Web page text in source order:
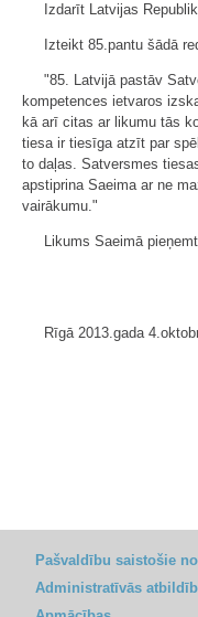
Izdarīt Latvijas
Izteikt 85.pantu šādā
"85. Latvijā pastāv
kompetences ietvaros
kā arī citas ar likumu tās
tiesa ir tiesīga atzīt par
to daļas. Satversmes
apstiprina Saeima ar ne
vairākumu."
Likums Saeimā
Rīgā 2013.gada
Pašvaldību saistošie
Administratīvās